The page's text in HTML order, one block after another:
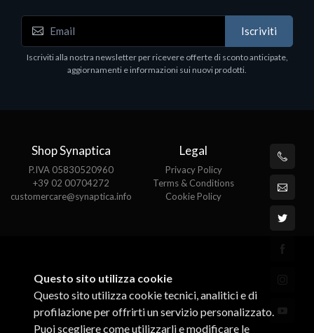
Media conv. 1000BASE-SX/LX/LH
€21.35
Iscriviti
Iscriviti alla nostra newsletter per ricevere offerte di sconto anticipate,
aggiornamenti e informazioni sui nuovi prodotti.
Shop Synaptica
P.IVA 05830520960
+39 02 00704272
customercare@synaptica.info
Legal
Privacy Policy
Terms & Conditions
Cookie Policy
Questo sito utilizza cookie
Questo sito utilizza cookie tecnici, analitici e di
profilazione per offrirti un servizio personalizzato.
Puoi scegliere come utilizzarli e modificare le